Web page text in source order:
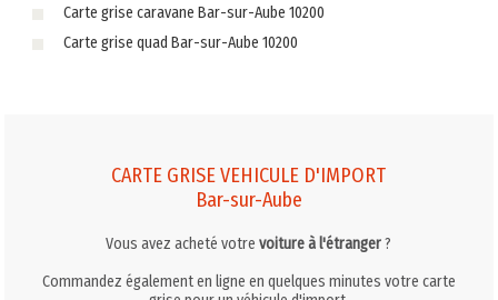
Carte grise caravane Bar-sur-Aube 10200
Carte grise quad Bar-sur-Aube 10200
CARTE GRISE VEHICULE D'IMPORT
Bar-sur-Aube
Vous avez acheté votrevoiture à l'étranger?
Commandez également en ligne en quelques minutes votre carte